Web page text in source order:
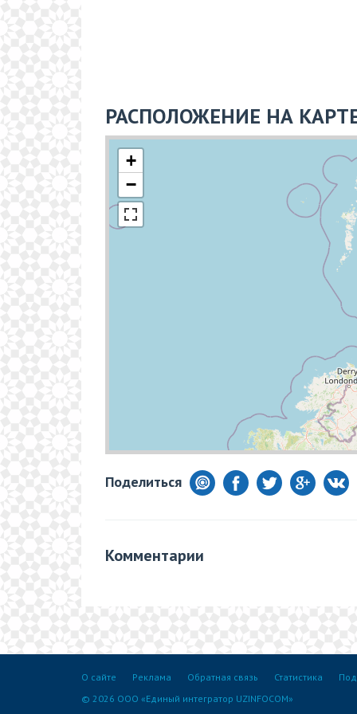
РАСПОЛОЖЕНИЕ НА
+
−
Поделиться
Комментарии
О сайте Реклама Обратная связь Статистика
© 2026 ООО «Единый интегратор UZINFOCOM»